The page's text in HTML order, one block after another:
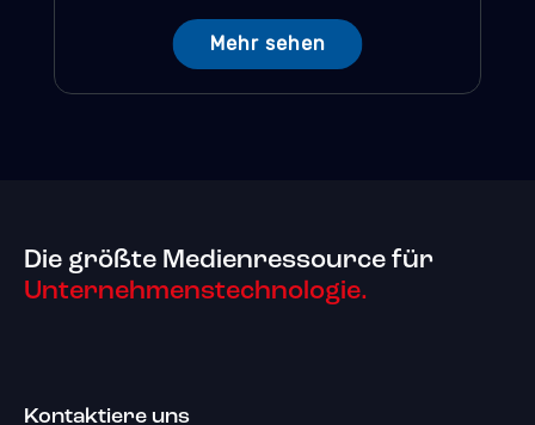
Mehr sehen
Die größte Medienressource für
Unternehmenstechnologie.
Kontaktiere uns